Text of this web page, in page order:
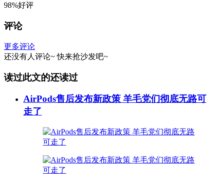
98%好评
评论
更多评论
还没有人评论~ 快来抢沙发吧~
读过此文的还读过
AirPods售后发布新政策 羊毛党们彻底无路可
走了